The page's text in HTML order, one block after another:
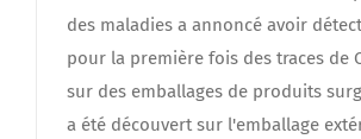
des maladies a annoncé avoir
pour la première fois des traces de
sur des emballages de produits
a été découvert sur l'emballage